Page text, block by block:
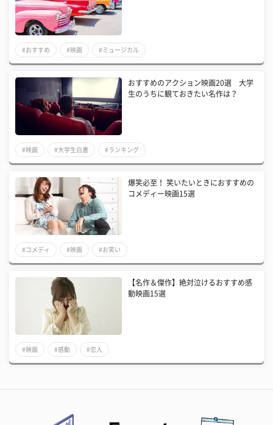
#おすすめ #映画 #ミュージカル
おすすめのアクション映画20選 大学
生のうちに観ておきたい名作は？
#映画 #大学生白書 #ランキング
爆笑必至！ 笑いたいときにおすすめの
コメディー映画15選
#コメディ #映画 #お笑い
【名作＆傑作】絶対泣けるおすすめ感
動映画15選
#映画 #感動 #恋人